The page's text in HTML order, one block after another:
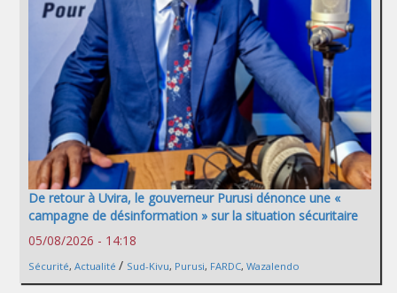
De retour à Uvira, le gouverneur Purusi dénonce une «
campagne de désinformation » sur la situation sécuritaire
05/08/2026 - 14:18
Sécurité, Actualité / Sud-Kivu, Purusi, FARDC, Wazalendo